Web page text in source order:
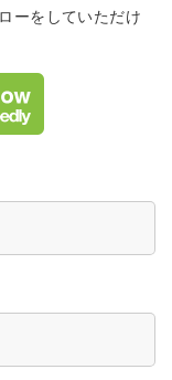
ーをしていただけ